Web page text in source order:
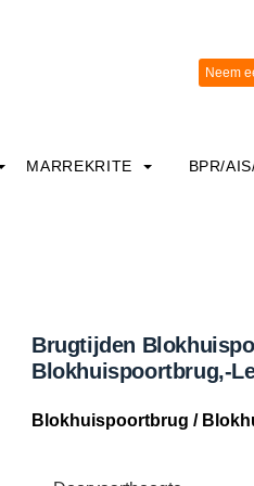
MARREKRITE BPR/
Brugtijden
Blokhuispoortbrug,-
Blokhuispoortbrug /